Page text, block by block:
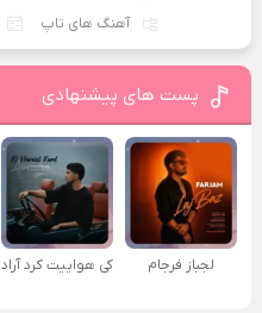
آهنگ های تاپ
پست های پیشنهادی
لجباز فرجام کی هواییت کرد آراد